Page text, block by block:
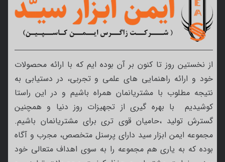
از نخستین روز تا کنون بر آن بوده ایم که با ارائه محصولات
خود و ارائه راهنمایی های علمی و تجربی، در دستیابی به
نتیجه مطلوب با مشتریانمان همراه باشیم و در این راستا
کوشیدیم با بهره گیری از تجهیزات روز دنیا و همچنین
گسترش تولید ،حامیان قوی تری برای مشتریانمان باشیم.
مجموعه ایمن ابزار سید دارای پرسنل متخصص، مجرب و آگاه
بوده که به یاری هم مجموعه را به سوی اهداف متعالی خود